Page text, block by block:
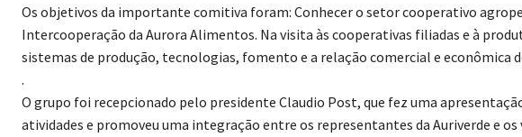
Os objetivos da importante comitiva foram: Conhecer o setor cooperativo
Intercooperação da Aurora Alimentos. Na visita às cooperativas filiadas e à
sistemas de produção, tecnologias, fomento e a relação comercial e econômica
.
O grupo foi recepcionado pelo presidente Claudio Post, que fez uma
atividades e promoveu uma integração entre os representantes da Auriverde e